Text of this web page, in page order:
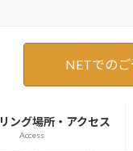
NETでの
ング場所・アクセス
Access